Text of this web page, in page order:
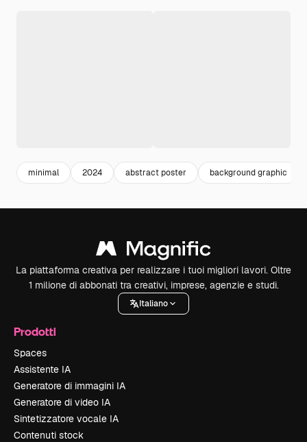
minimal 2024 abstract poster background graphic
La piattaforma creativa per realizzare i tuoi migliori lavori. Oltre
1 milione di abbonati tra creativi, imprese, agenzie e studi.
Italiano
Prodotti
Spaces
Assistente IA
Generatore di immagini IA
Generatore di video IA
Sintetizzatore vocale IA
Contenuti stock